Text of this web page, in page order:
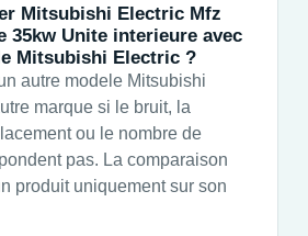
Mitsubishi Electric Mfz
35kw Unite interieure avec
Mitsubishi Electric ?
autre modele Mitsubishi
marque si le bruit, la
ou le nombre de
pas. La comparaison
produit uniquement sur son